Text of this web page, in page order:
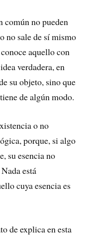
común no pueden
no sale de sí mismo
aquello con
verdadera, en
su objeto, sino que
de algún modo.
o no
porque, si algo
su esencia no
está
cuya esencia es
de explica en esta